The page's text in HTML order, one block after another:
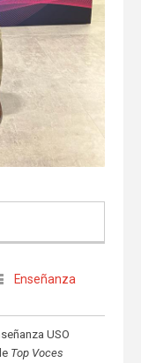
Enseñanza
USO
Top Voces